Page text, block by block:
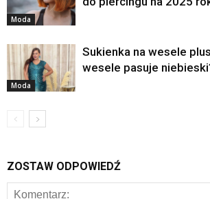
Moda
Moda
Sukienka na wesele
wesele pasuje
ZOSTAW ODPOWIEDŹ